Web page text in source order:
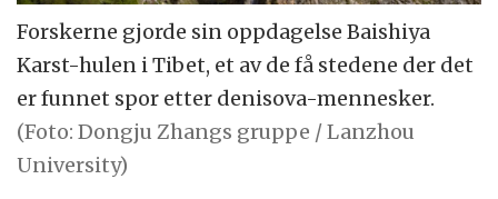
Forskerne gjorde sin oppdagelse Baishiya
Karst-hulen i Tibet, et av de få stedene der det
er funnet spor etter denisova-mennesker.
(Foto: Dongju Zhangs gruppe / Lanzhou
University)